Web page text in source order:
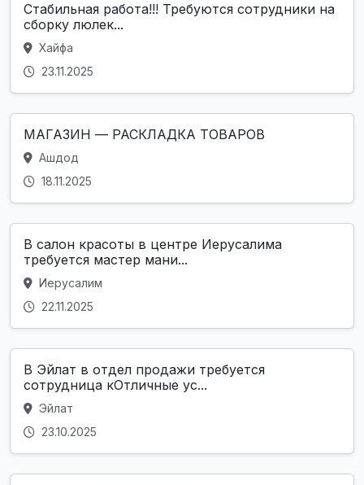
Стабильная работа!!! Требуются сотрудники на
сборку люлек...
Хайфа
23.11.2025
МАГАЗИН — РАСКЛАДКА ТОВАРОВ
Ашдод
18.11.2025
В салон красоты в центре Иерусалима
требуется мастер мани...
Иерусалим
22.11.2025
В Эйлат в отдел продажи требуется
сотрудница кОтличные ус...
Эйлат
23.10.2025